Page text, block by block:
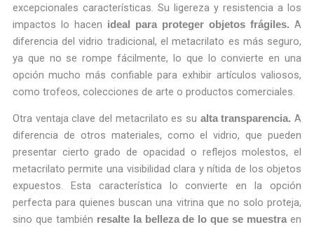
excepcionales características. Su ligereza y resistencia a los
impactos lo hacen ideal para proteger objetos frágiles. A
diferencia del vidrio tradicional, el metacrilato es más seguro,
ya que no se rompe fácilmente, lo que lo convierte en una
opción mucho más confiable para exhibir artículos valiosos,
como trofeos, colecciones de arte o productos comerciales.
Otra ventaja clave del metacrilato es su alta transparencia. A
diferencia de otros materiales, como el vidrio, que pueden
presentar cierto grado de opacidad o reflejos molestos, el
metacrilato permite una visibilidad clara y nítida de los objetos
expuestos. Esta característica lo convierte en la opción
perfecta para quienes buscan una vitrina que no solo proteja,
sino que también resalte la belleza de lo que se muestraen